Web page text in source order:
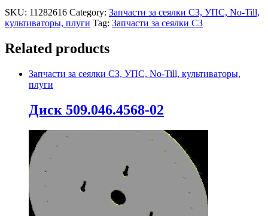
SKU: 11282616 Category: Запчасти за сеялки СЗ, УПС, No-Till,
культиваторы, плуги Tag: Запчасти за сеялки СЗ
Related products
Запчасти за сеялки СЗ, УПС, No-Till, культиваторы,
плуги
Диск 509.046.4568-02